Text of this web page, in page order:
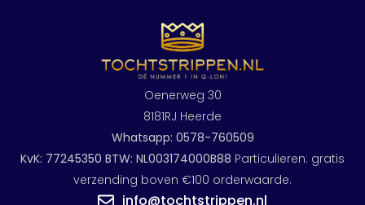
Oenerweg 30
8181RJ Heerde
Whatsapp: 0578-760509
KvK: 77245350 BTW: NL003174000B88 Particulieren: gratis
verzending boven €100 orderwaarde.
info@tochtstrippen.nl